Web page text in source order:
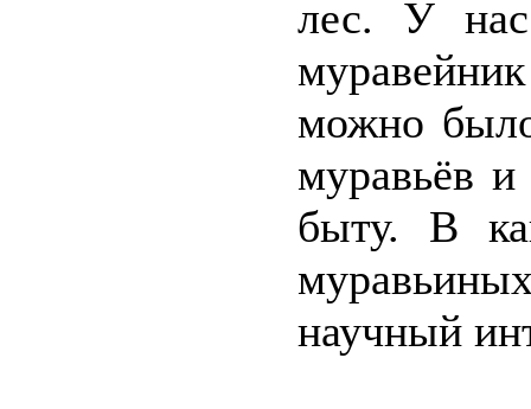
лес. У нас
можно
муравьёв и
быту. В
научный